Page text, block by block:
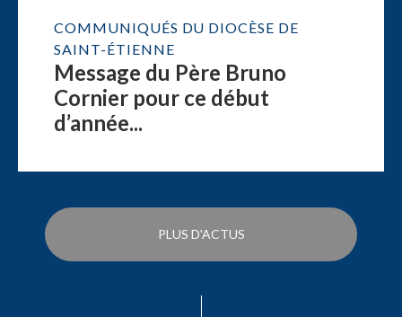
COMMUNIQUÉS DU DIOCÈSE DE
SAINT-ÉTIENNE
Message du Père Bruno
Cornier pour ce début
d’année...
PLUS D'ACTUS